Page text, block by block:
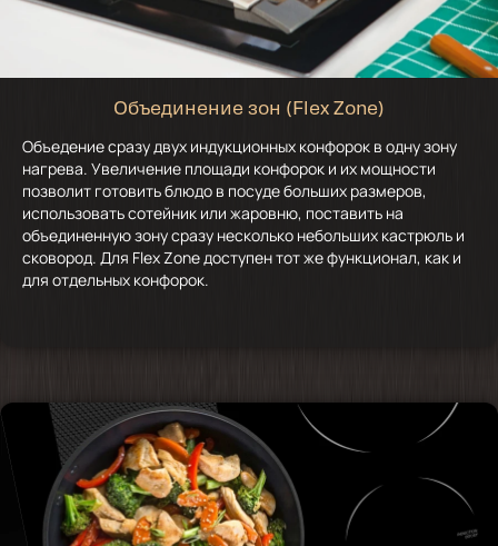
Объединение зон (Flex Zone)
Объедение сразу двух индукционных конфорок в одну зону
нагрева. Увеличение площади конфорок и их мощности
позволит готовить блюдо в посуде больших размеров,
использовать сотейник или жаровню, поставить на
объединенную зону сразу несколько небольших кастрюль и
сковород. Для Flex Zone доступен тот же функционал, как и
для отдельных конфорок.